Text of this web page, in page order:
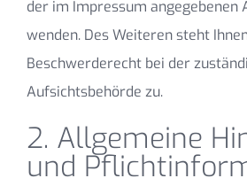
der im Impressum angegebenen
wenden. Des Weiteren steht
Beschwerderecht bei der
Aufsichtsbehörde zu.
2. Allgemeine
und